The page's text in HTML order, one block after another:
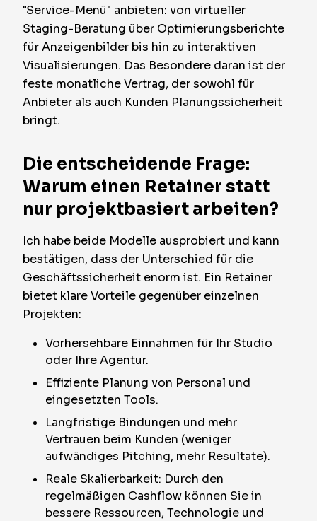
"Service-Menü" anbieten: von virtueller
Staging-Beratung über Optimierungsberichte
für Anzeigenbilder bis hin zu interaktiven
Visualisierungen. Das Besondere daran ist der
feste monatliche Vertrag, der sowohl für
Anbieter als auch Kunden Planungssicherheit
bringt.
Die entscheidende Frage:
Warum einen Retainer statt
nur projektbasiert arbeiten?
Ich habe beide Modelle ausprobiert und kann
bestätigen, dass der Unterschied für die
Geschäftssicherheit enorm ist. Ein Retainer
bietet klare Vorteile gegenüber einzelnen
Projekten:
Vorhersehbare Einnahmen für Ihr Studio
oder Ihre Agentur.
Effiziente Planung von Personal und
eingesetzten Tools.
Langfristige Bindungen und mehr
Vertrauen beim Kunden (weniger
aufwändiges Pitching, mehr Resultate).
Reale Skalierbarkeit: Durch den
regelmäßigen Cashflow können Sie in
bessere Ressourcen, Technologie und